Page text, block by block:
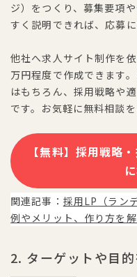
ジ）をつくり、募集要項
すく説明できれば、応募
他社へ求人サイト制作を
万円程度で作成できます
はもちろん、採用戦略や
です。お気軽に無料相談を
【無料】採用戦略
関連記事： 採用LP（ラン
例やメリット、作り方を解
2. ターゲットや目